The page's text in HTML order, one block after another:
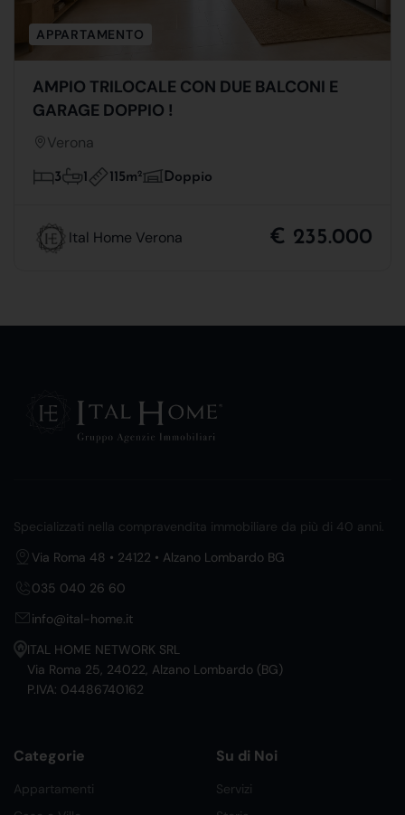
APPARTAMENTO
AMPIO TRILOCALE CON DUE BALCONI E
GARAGE DOPPIO !
Verona
3 1 115m2 Doppio
Ital Home Verona € 235.000
Specializzati nella compravendita immobiliare da più di 40 anni.
Via Roma 48 • 24122 • Alzano Lombardo BG
035 040 26 60
info@ital-home.it
ITAL HOME NETWORK SRL
Via Roma 25, 24022, Alzano Lombardo (BG)
P.IVA: 04486740162
Categorie
Appartamenti
Su di Noi
Servizi